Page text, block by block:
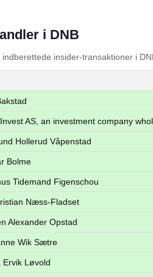
i DNB
indberettede insider-transaktioner i
AS, an investment company
Hollerud Våpenstad
Bolme
Tidemand Figenschou
Næss-Fladset
Alexander Opstad
Wik Sætre
Ervik Løvold